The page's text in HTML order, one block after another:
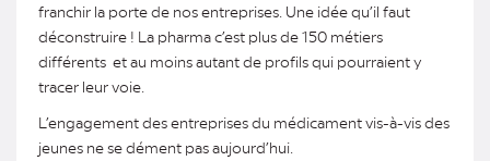
franchir la porte de nos entreprises. Une idée qu’il faut
déconstruire ! La pharma c’est plus de 150 métiers
différents et au moins autant de profils qui pourraient y
tracer leur voie.
L’engagement des entreprises du médicament vis-à-vis des
jeunes ne se dément pas aujourd’hui.